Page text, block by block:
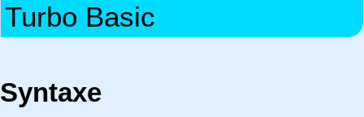
Turbo Basic
Syntaxe